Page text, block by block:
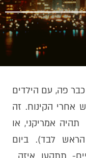
פה, עם הילדים
אחרי הקינוח. זה
אמריקני, או
לבד). ביום